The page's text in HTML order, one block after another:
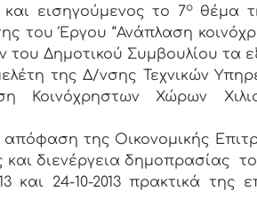
εισηγούμενος το 7οθέμα
του Έργου “Ανάπλαση
Δημοτικού Συμβουλίου τα
της Δ/νσης Τεχνικών
Κοινόχρηστων Χώρων
απόφαση της Οικονομικής
και διενέργεια δημοπρασίας
και 24-10-2013 πρακτικά της